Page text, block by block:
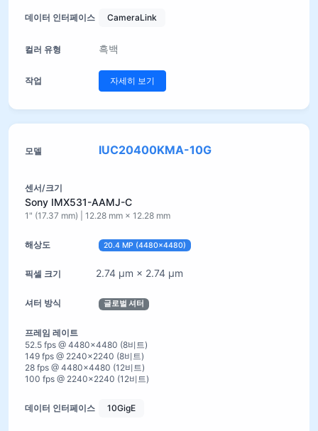
CameraLink
흑백
자세히 보기
IUC20400KMA-10G
Sony IMX531-AAMJ-C
1" (17.37 mm) | 12.28 mm × 12.28 mm
20.4 MP (4480×4480)
2.74 µm × 2.74 µm
글로벌 셔터
52.5 fps @ 4480×4480 (8비트)
149 fps @ 2240×2240 (8비트)
28 fps @ 4480×4480 (12비트)
100 fps @ 2240×2240 (12비트)
10GigE